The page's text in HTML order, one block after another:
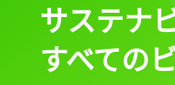
サステナ
すべての